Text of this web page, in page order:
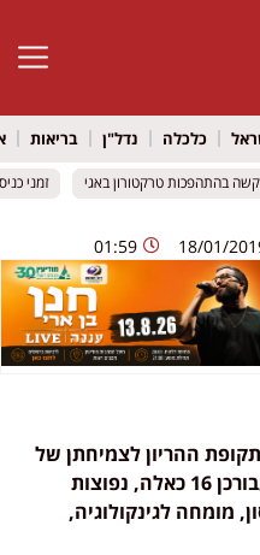
פתח
כלכלה נדל"ן בריאות
זמני כניסת
זמני כניסת
18/01/
01:59
ההריון לצמיחתן של
אמונות שונות ומשונות. בדקנו עבורכן 16 כאלה, נפוצות
מומחה לגינקולוגיה,